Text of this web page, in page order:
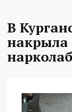
В